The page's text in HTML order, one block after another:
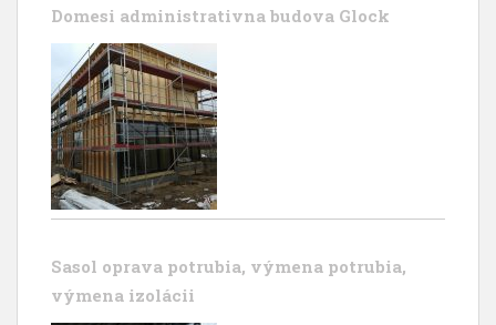
Domesi administrativna budova Glock
Sasol oprava potrubia, výmena potrubia,
výmena izolácii